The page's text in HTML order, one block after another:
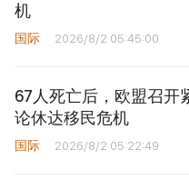
机
国际 2026/8/2 05:45:00
67人死亡后，欧盟召开
论休达移民危机
国际 2026/8/2 05:22:49